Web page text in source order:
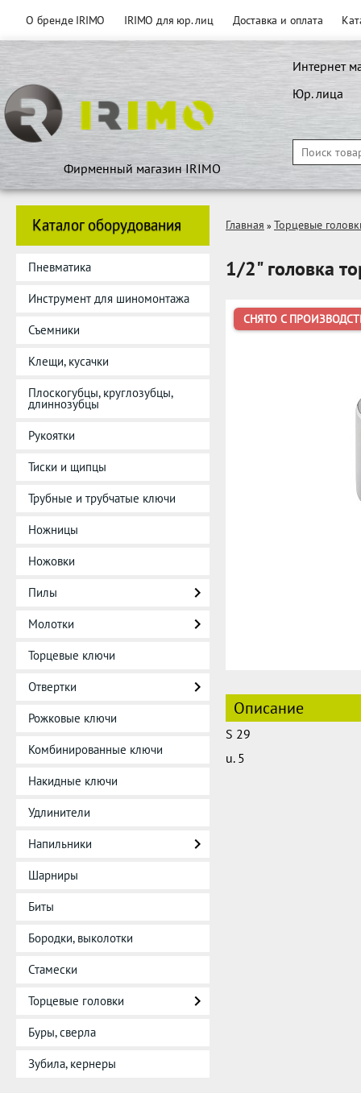
О бренде IRIMO IRIMO для юр. лиц Доставка и оплата
Фирменный магазин IRIMO
Интернет
Юр. лица
Каталог оборудования
Пневматика
Инструмент для шиномонтажа
Съемники
Клещи, кусачки
Плоскогубцы, круглозубцы,
длиннозубцы
Рукоятки
Тиски и щипцы
Трубные и трубчатые ключи
Ножницы
Ножовки
Пилы
Молотки
Торцевые ключи
Отвертки
Рожковые ключи
Комбинированные ключи
Накидные ключи
Удлинители
Напильники
Шарниры
Биты
Бородки, выколотки
Стамески
Торцевые головки
Буры, сверла
Зубила, кернеры
Главная » Торцевые
1/2" головка
СНЯТО С
Описание
S 29
u. 5